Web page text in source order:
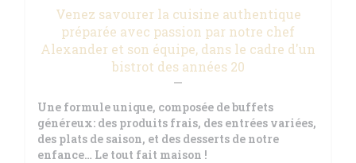
Venez savourer la cuisine authentique
préparée avec passion par notre chef
Alexander et son équipe, dans le cadre d'un
bistrot des années 20
Une formule unique, composée de buffets
généreux: des produits frais, des entrées variées,
des plats de saison, et des desserts de notre
enfance… Le tout fait maison !